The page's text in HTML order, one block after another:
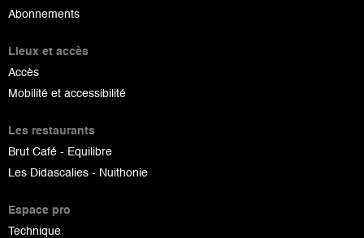
Abonnements
Lieux et accès
Accès
Mobilité et accessibilité
Les restaurants
Brut Café - Equilibre
Les Didascalies - Nuithonie
Espace pro
Technique